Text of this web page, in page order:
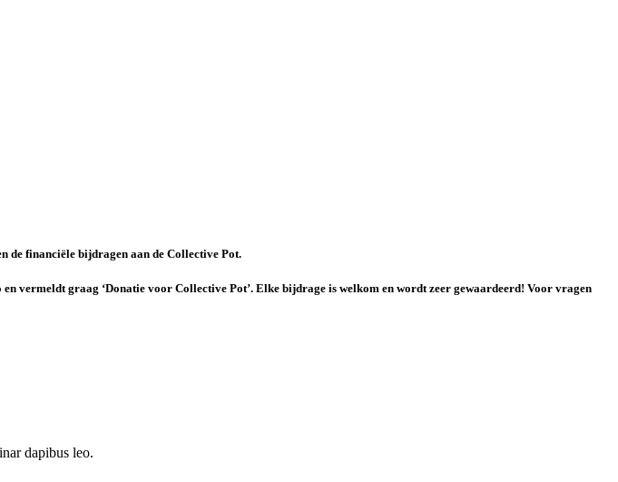
de financiële bijdragen aan de Collective Pot.
vermeldt graag ‘Donatie voor Collective Pot’. Elke bijdrage is welkom en wordt zeer gewaardeerd! Voor vragen
dapibus leo.